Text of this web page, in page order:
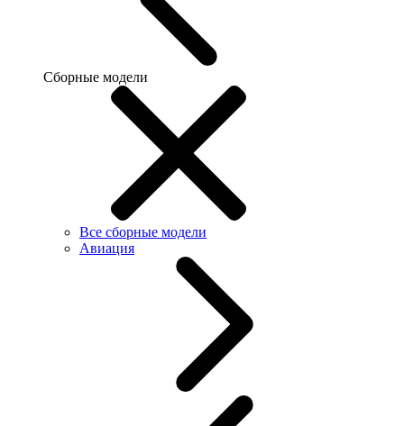
Сборные модели
Все сборные модели
Авиация